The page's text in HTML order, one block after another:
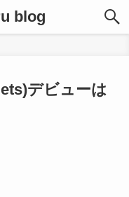
blog
デビューは